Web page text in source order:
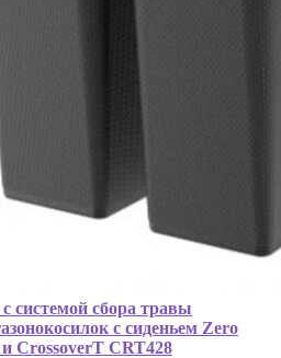
системой сбора травы
с сиденьем Zero
CrossoverT CRT428